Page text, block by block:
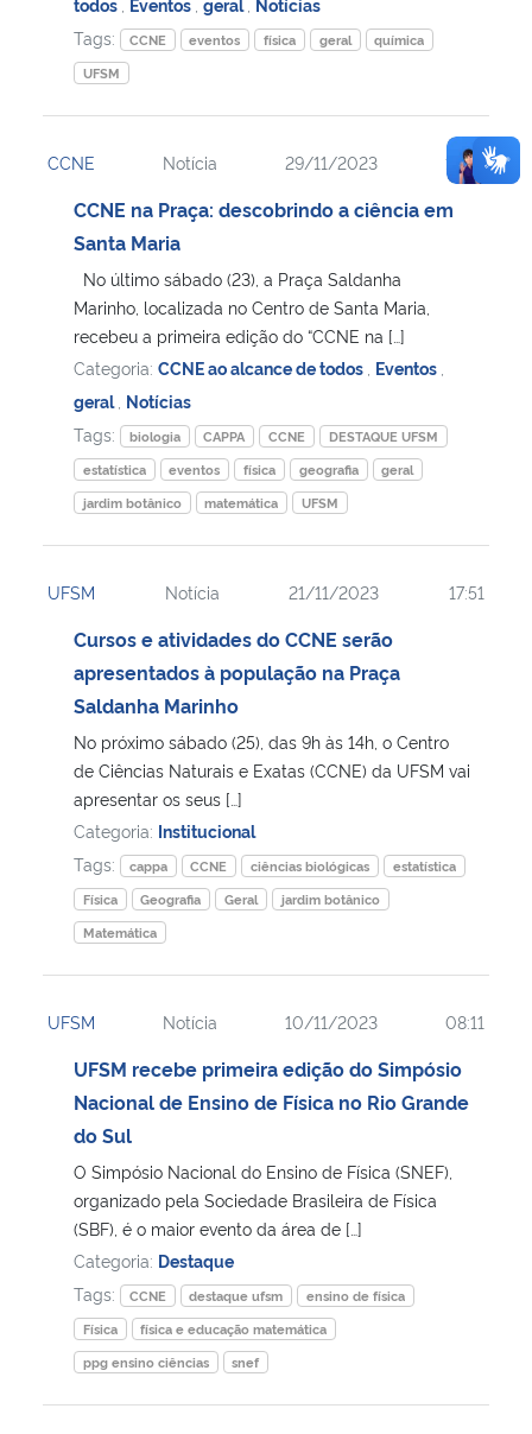
Tags:
CCNE eventos física geral
química
UFSM
CCNE Notícia 29/11/2023 16:36
CCNE na Praça: descobrindo a ciência em
Santa Maria
No último sábado (23), a Praça Saldanha
Marinho, localizada no Centro de Santa Maria,
recebeu a primeira edição do “CCNE na […]
Categoria: CCNE ao alcance de todos Eventos
geral
Notícias
Tags:
biologia CAPPA CCNE
DESTAQUE UFSM
estatística
eventos física geografia
geral
jardim botânico
matemática UFSM
UFSM Notícia 21/11/2023 17:51
Cursos e atividades do CCNE serão
apresentados à população na Praça
Saldanha Marinho
No próximo sábado (25), das 9h às 14h, o Centro
de Ciências Naturais e Exatas (CCNE) da UFSM vai
apresentar os seus […]
Categoria: Institucional
Tags:
cappa CCNE ciências biológicas
estatística
Física
Geografia Geral
jardim botânico
Matemática
UFSM Notícia 10/11/2023 08:11
UFSM recebe primeira edição do Simpósio
Nacional de Ensino de Física no Rio Grande
do Sul
O Simpósio Nacional do Ensino de Física (SNEF),
organizado pela Sociedade Brasileira de Física
(SBF), é o maior evento da área de […]
Categoria: Destaque
Tags:
CCNE destaque ufsm
ensino de física
Física
física e educação matemática
ppg ensino ciências
snef